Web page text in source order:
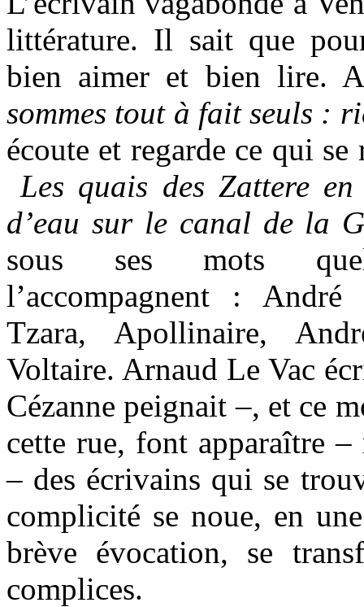
littérature. Il sait que
bien aimer et bien lire.
sommes tout à fait seuls :
écoute et regarde ce qui
Les quais des Zattere
d’eau sur le canal de la
sous ses mots
l’accompagnent :
Tzara, Apollinaire,
Voltaire. Arnaud Le Vac
Cézanne peignait –, et ce
cette rue, font apparaître
– des écrivains qui se
complicité se noue, en
brève évocation, se
complices.